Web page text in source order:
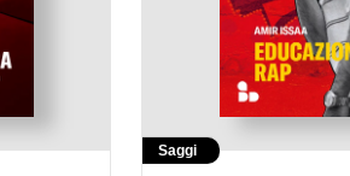
Saggi